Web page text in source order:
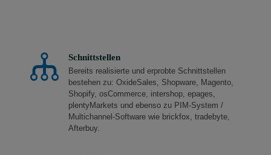
Schnittstellen
Bereits realisierte und erprobte Schnittstellen
bestehen zu: OxideSales, Shopware, Magento,
Shopify, osCommerce, intershop, epages,
plentyMarkets und ebenso zu PIM-System /
Multichannel-Software wie brickfox, tradebyte,
Afterbuy.